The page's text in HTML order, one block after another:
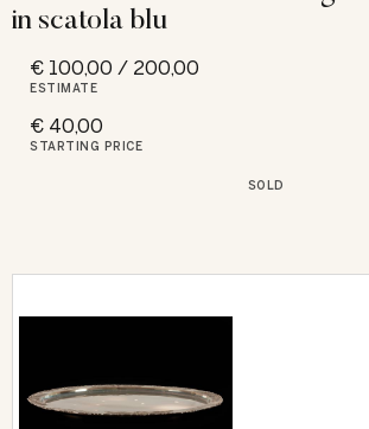
in scatola blu
€ 100,00 / 200,00
ESTIMATE
€ 40,00
STARTING PRICE
SOLD